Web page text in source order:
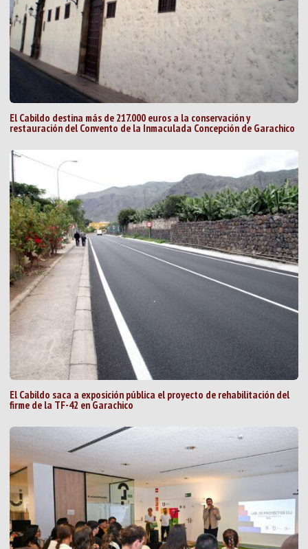
El Cabildo destina más de 217.000 euros a la conservación y
restauración del Convento de la Inmaculada Concepción de Garachico
El Cabildo saca a exposición pública el proyecto de rehabilitación del
firme de la TF-42 en Garachico